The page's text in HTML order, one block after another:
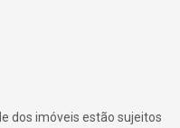
dos imóveis estão sujeitos